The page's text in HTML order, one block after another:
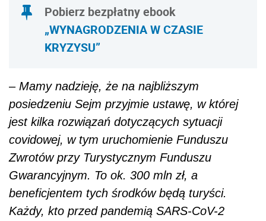
Pobierz bezpłatny ebook
„WYNAGRODZENIA W CZASIE
KRYZYSU”
– Mamy nadzieję, że na najbliższym
posiedzeniu Sejm przyjmie ustawę, w której
jest kilka rozwiązań dotyczących sytuacji
covidowej, w tym uruchomienie Funduszu
Zwrotów przy Turystycznym Funduszu
Gwarancyjnym. To ok. 300 mln zł, a
beneficjentem tych środków będą turyści.
Każdy, kto przed pandemią SARS-CoV-2